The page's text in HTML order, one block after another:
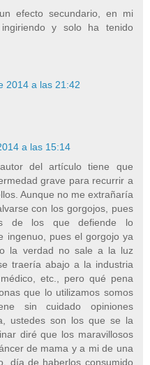
efecto secundario, en mi
y solo ha tenido
2014 a las 21:42
a las 15:14
del artículo tiene que
grave para recurrir a
Aunque no me extrañaría
con los gorgojos, pues
de los que defiende lo
ingenuo, pues el gorgojo ya
la verdad no sale a la luz
traería abajo a la industria
etc., pero qué pena
que lo utilizamos somos
sin cuidado opiniones
ustedes son los que se la
diré que los maravillosos
de mama y a mi de una
día de haberlos consumido